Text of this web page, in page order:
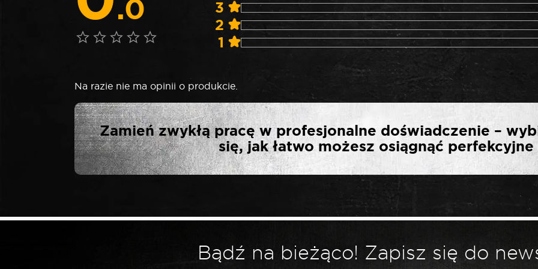
.0 3
2
1
Na razie nie ma opinii o produkcie.
NAPISZ PIERWSZĄ OPINIĘ O „SELTA
3/4″ 450 MM CZARNA
Wymagane pola są oznaczone
Twoja ocena*
Zamień zwykłą pracę w profesjonalne doświadczenie –
się, jak łatwo możesz osiągnąć
Bądź na bieżąco! Zapisz się do